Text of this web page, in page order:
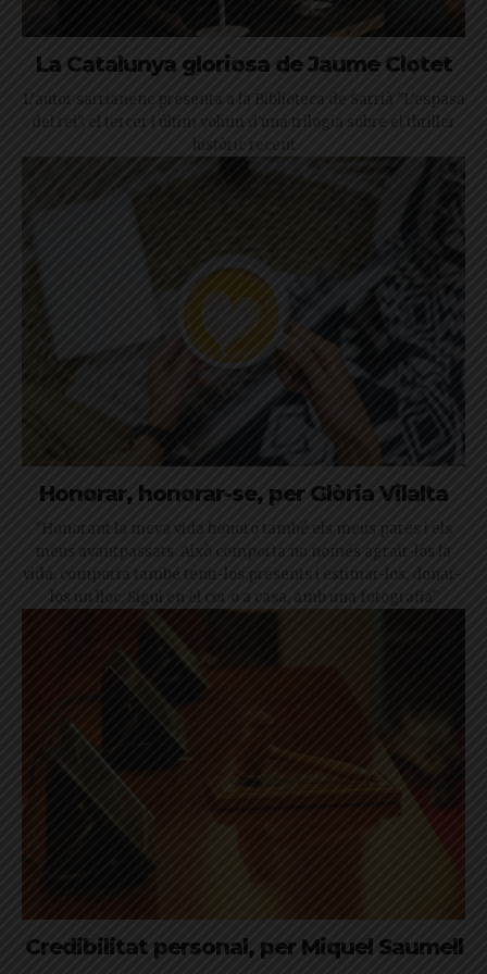
La Catalunya gloriosa de Jaume Clotet
L’autor sarrianenc presenta a la Biblioteca de Sarrià "L'espasa
del rei", el tercer i últim volum d'una trilogia sobre el thriller
històric recent
Honorar, honorar-se, per Glòria Vilalta
"Honorant la meva vida honoro també els meus pares i els
meus avantpassats. Això comporta no només agrair-los la
vida, comporta també tenir-los presents i estimar-los, donar-
los un lloc. Sigui en el cor o a casa, amb una fotografia"
Credibilitat personal, per Miquel Saumell